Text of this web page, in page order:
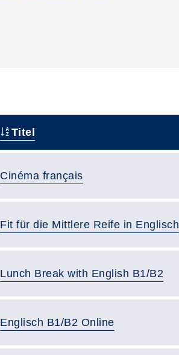
Titel
Cinéma français
Fit für die Mittlere Reife in Englisch
Lunch Break with English B1/B2
Englisch B1/B2 Online